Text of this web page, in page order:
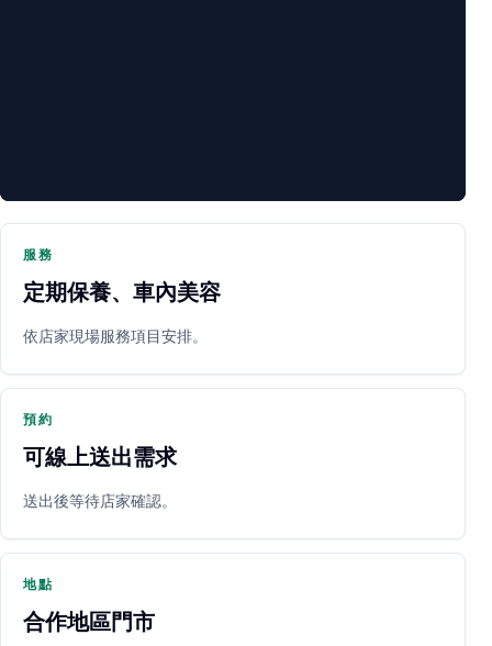
PARTNER SHOP
立即預約 開啟地圖 其他店家
服務
定期保養、車內美容
依店家現場服務項目安排。
預約
可線上送出需求
送出後等待店家確認。
地點
合作地區門市